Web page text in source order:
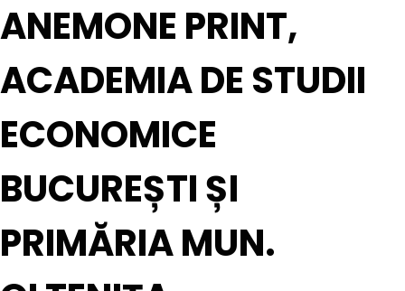
ANEMONE PRINT,
ACADEMIA DE STUDII
ECONOMICE
BUCUREȘTI ȘI
PRIMĂRIA MUN.